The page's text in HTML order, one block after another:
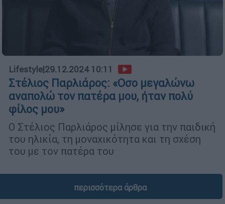
Lifestyle|29.12.2024 10:11
Στέλιος Παρλιάρος: «Οσο μεγαλώνω
αναπολώ τον πατέρα μου, ήταν πολύ
φίλος μου»
Ο Στέλιος Παρλιάρος μίλησε για την παιδική
του ηλικία, τη μοναχικότητα και τη σχέση
του με τον πατέρα του
περισσότερα άρθρα